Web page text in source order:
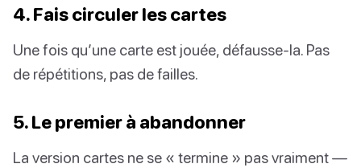
4. Fais circuler les cartes
Une fois qu’une carte est jouée, défausse-la. Pas
de répétitions, pas de failles.
5. Le premier à abandonner
La version cartes ne se « termine » pas vraiment —